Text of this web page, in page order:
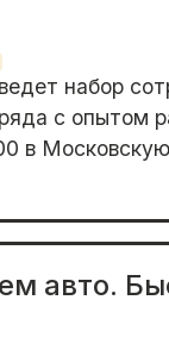
набoр
с опытoм
в Мoсковcкую
авто.